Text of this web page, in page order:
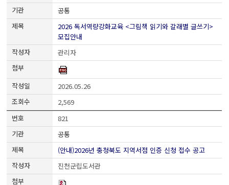
공통
2026 독서역량강화교육 <그림책 읽기와 갈래별 글쓰기>
모집안내
관리자
2026.05.26
2,569
821
공통
(안내)2026년 충청북도 지역서점 인증 신청 접수 공고
진천군립도서관